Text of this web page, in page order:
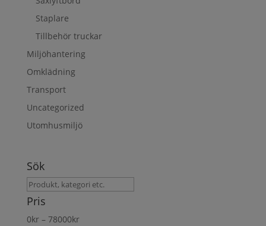
Staplare
Tillbehör truckar
Miljöhantering
Omklädning
Transport
Uncategorized
Utomhusmiljö
Sök
Sök
produkt
Pris
0kr– 78000kr